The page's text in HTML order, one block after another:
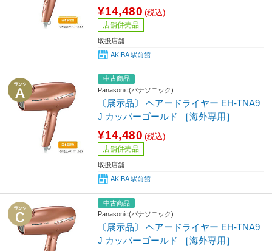
¥14,480 (税込)
店舗併売品
取扱店舗
AKIBA 駅前館
中古商品
Panasonic(パナソニック)
〔展示品〕 ヘアードライヤー EH-TNA9
J カッパーゴールド ［海外専用］
¥14,480 (税込)
店舗併売品
取扱店舗
AKIBA 駅前館
中古商品
Panasonic(パナソニック)
〔展示品〕 ヘアードライヤー EH-TNA9
J カッパーゴールド ［海外専用］